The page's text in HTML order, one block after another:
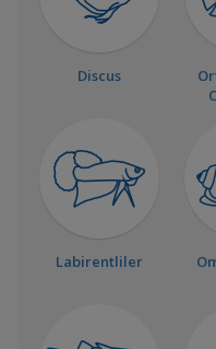
Discus
Labirentliler